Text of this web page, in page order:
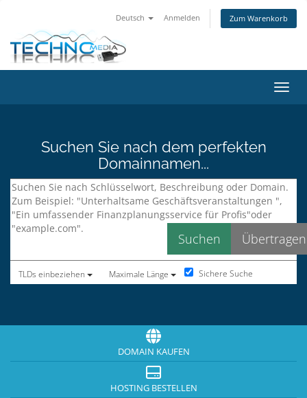
Deutsch Anmelden Zum Warenkorb
Suchen Sie nach dem perfekten
Domainnamen...
TLDs einbeziehen Maximale Länge Sichere Suche
DOMAIN KAUFEN
HOSTING BESTELLEN